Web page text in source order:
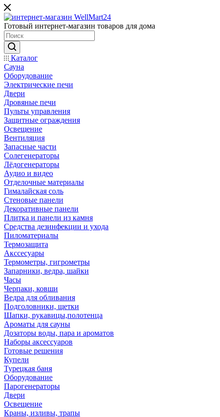
Готовый интернет-магазин товаров для дома
Каталог
Сауна
Оборудование
Электрические печи
Двери
Дровяные печи
Пульты управления
Защитные ограждения
Освещение
Вентиляция
Запасные части
Солегенераторы
Лёдогенераторы
Аудио и видео
Отделочные материалы
Гималайская соль
Стеновые панели
Декоративные панели
Плитка и панели из камня
Средства дезинфекции и ухода
Пиломатериалы
Термозащита
Аксcесуары
Термометры, гигрометры
Запарники, ведра, шайки
Часы
Черпаки, ковши
Ведра для обливания
Подголовники, щетки
Шапки, рукавицы,полотенца
Ароматы для сауны
Дозаторы воды, пара и ароматов
Наборы аксессуаров
Готовые решения
Купели
Турецкая баня
Оборудование
Парогенераторы
Двери
Освещение
Краны, изливы, трапы